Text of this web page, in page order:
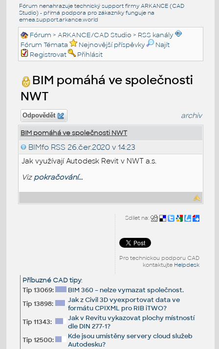
Fórum nenahrazuje technický support firmy ARKANCE (CAD
Studio) - přímá podpora pro zákazníky funguje na
emea.support.arkance.world
Fórum >ARKANCE/CAD Studio > RSS kanály
Fórum Témata
Nejnovější příspěvky
Najít
Registrovat
Přihlásit
BIM pomáhá ve společnosti
NWT
Odpovědět archiv
BIM pomáhá ve společnosti NWT
BIMfo RSS 26.čer.2020 v 14:23
Jak využívají Autodesk Revit v NWT a.s.
Viz pokračování...
Sdílet na:
Pro technickou podporu CAD
kontaktujte Helpdesk
Příbuzné CAD tipy:
Tip 13069:
BIM 360 – nelze vymazat společnost.
Tip 13898:
Jak z Civil 3D vyexportovat data ve
formátu CPIXML pro RIB iTWO?
Tip 11343:
Jak v Revitu vykazovat plochy místností
dle DIN 277-1?
Tip 12500:
Kde jsou umístěny servery cloud služeb
Autodesku?